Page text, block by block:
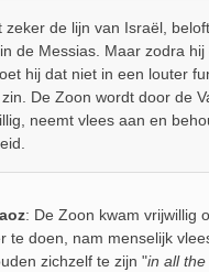
zeker de lijn van Israël,
de Messias. Maar zodra
hij dat niet in een louter
De Zoon wordt door de
neemt vlees aan en
: De Zoon kwam vrijwillig
te doen, nam menselijk
zichzelf te zijn "in all